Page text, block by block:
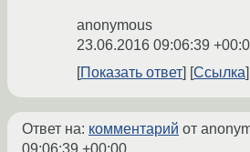
anonymous
23.06.2016 09:06:39
Показать ответ
Ссылка
Ответ на: комментарий от